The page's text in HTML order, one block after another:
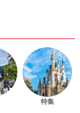
特集